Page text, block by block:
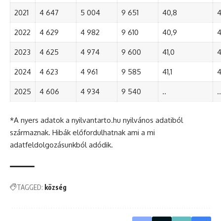
2021 4 647 5 004 9 651 40,8
2022 4 629 4 982 9 610 40,9
2023 4 625 4 974 9 600 41,0
2024 4 623 4 961 9 585 41,1
2025 4 606 4 934 9 540 .. ..
*A nyers adatok a nyilvantarto.hu nyilvános adatiból
származnak. Hibák előfordulhatnak ami a mi
adatfeldolgozásunkból adódik.
TAGGED: község